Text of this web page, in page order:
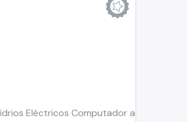
Eléctricos Computador a Bordo